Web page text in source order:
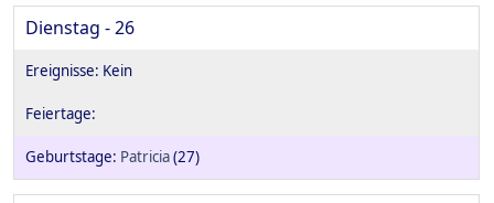
Dienstag - 26
Patricia(27)